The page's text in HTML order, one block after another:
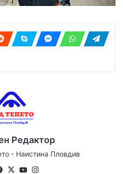
Редактор
- Наистина Пловдив
Facebook
X YouTube